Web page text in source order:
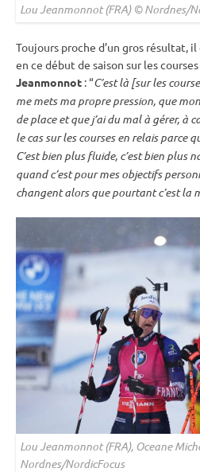
Lou Jeanmonnot (FRA) © Nordnes/
Toujours proche d’un gros résultat,
en ce début de saison sur les
Jeanmonnot : “C’est là [sur les
me mets ma propre pression, que
de place et que j’ai du mal à gérer, à
le cas sur les courses en relaisparce
C’est bien plus fluide, c’est bien plus
quand c’est pour mes objectifs
changent alors que pourtant c’est la
Lou Jeanmonnot (FRA), Oceane
Nordnes/NordicFocus